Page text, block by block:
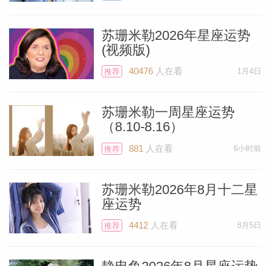
展你的视野，并带来新的学习机会。例如，
一次海外之旅可能会为你开启一条令人兴奋
的道路。周五，热情的火星与古怪的天王星
现意想不到的情况。现有的关系可能会让你
感到欣喜，如果你是单身，可能会遇到让你
心动不已的人。
摩羯座
本周你可能会成为众人瞩目的焦点。周一摩
苏珊米勒2026年星座运势
(视频版)
推荐 40476人在看 1月4日
苏珊米勒一周星座运势
（8.10-8.16）
推荐 881 人在看 6小时前
苏珊米勒2026年8月十二星
座运势
推荐 4412人在看 8月5日